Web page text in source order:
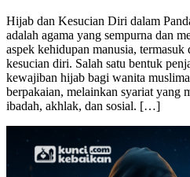
Hijab dan Kesucian Diri dalam
adalah agama yang sempurna dan
aspek kehidupan manusia,
kesucian diri. Salah satu bentuk
kewajiban hijab bagi wanita
berpakaian, melainkan syariat yang
ibadah, akhlak, dan sosial. […]